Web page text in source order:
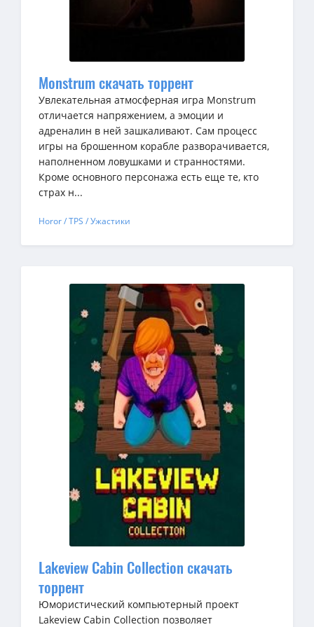
Monstrum скачать торрент
Увлекательная атмосферная игра Monstrum
отличается напряжением, а эмоции и
адреналин в ней зашкаливают. Сам процесс
игры на брошенном корабле разворачивается,
наполненном ловушками и странностями.
Кроме основного персонажа есть еще те, кто
страх н...
Horor / TPS / Ужастики
Lakeview Cabin Collection скачать
торрент
Юмористический компьютерный проект
Lakeview Cabin Collection позволяет